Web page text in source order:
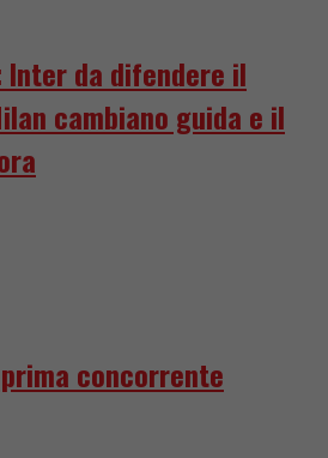
da difendere il
cambiano guida e il
concorrente